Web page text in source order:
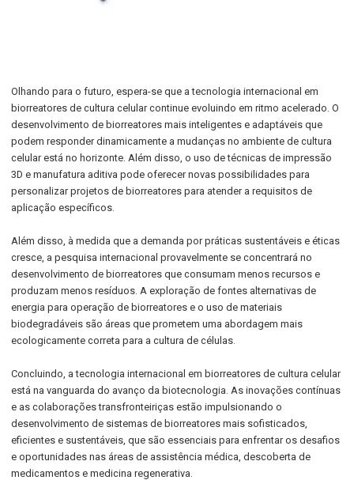
Olhando para o futuro, espera-se que a tecnologia internacional em
biorreatores de cultura celular continue evoluindo em ritmo acelerado. O
desenvolvimento de biorreatores mais inteligentes e adaptáveis que
podem responder dinamicamente a mudanças no ambiente de cultura
celular está no horizonte. Além disso, o uso de técnicas de impressão
3D e manufatura aditiva pode oferecer novas possibilidades para
personalizar projetos de biorreatores para atender a requisitos de
aplicação específicos.
Além disso, à medida que a demanda por práticas sustentáveis e éticas
cresce, a pesquisa internacional provavelmente se concentrará no
desenvolvimento de biorreatores que consumam menos recursos e
produzam menos resíduos. A exploração de fontes alternativas de
energia para operação de biorreatores e o uso de materiais
biodegradáveis são áreas que prometem uma abordagem mais
ecologicamente correta para a cultura de células.
Concluindo, a tecnologia internacional em biorreatores de cultura celular
está na vanguarda do avanço da biotecnologia. As inovações contínuas
e as colaborações transfronteiriças estão impulsionando o
desenvolvimento de sistemas de biorreatores mais sofisticados,
eficientes e sustentáveis, que são essenciais para enfrentar os desafios
e oportunidades nas áreas de assistência médica, descoberta de
medicamentos e medicina regenerativa.